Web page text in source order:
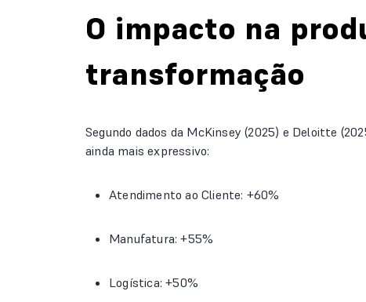
O impacto na
transformação
Segundo dados da McKinsey (2025) e Deloitte
ainda mais expressivo:
Atendimento ao Cliente: +60%
Manufatura: +55%
Logística: +50%